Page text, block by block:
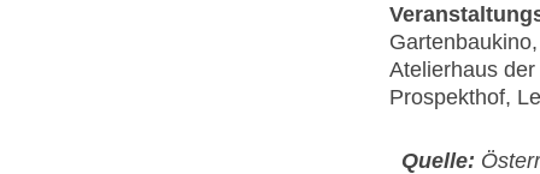
Atelierhaus
Prospekthof,
Quelle: